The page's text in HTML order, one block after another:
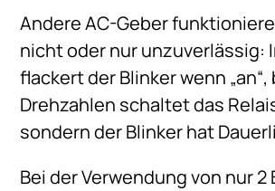
Andere AC-Geber
nicht oder nur unzuverlässig:
flackert der Blinker wenn
Drehzahlen schaltet das
sondern der Blinker hat
Bei der Verwendung von nur 2